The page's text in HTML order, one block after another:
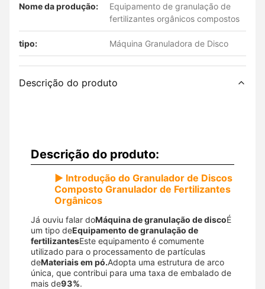
Nome da produção:
Equipamento de granulação de
fertilizantes orgânicos compostos
tipo: Máquina Granuladora de Disco
Descrição do produto
Descrição do produto:
▶ Introdução do Granulador de Discos
Composto Granulador de Fertilizantes
Orgânicos
Já ouviu falar doMáquina de granulação de discoÉ
um tipo deEquipamento de granulação de
fertilizantesEste equipamento é comumente
utilizado para o processamento de partículas
deMateriais em pó.Adopta uma estrutura de arco
única, que contribui para uma taxa de embalado de
mais de93%.